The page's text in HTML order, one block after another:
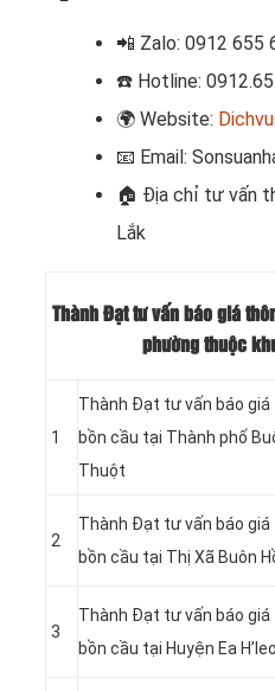
📲 Zalo: 0912 655
☎️ Hotline:
🌍 Website:
📧 Email:
🏠 Địa chỉ tư vấn
Lắk
Thành Đạt tư vấn báo giá
phường thuộc
1
Thành Đạt tư vấn báo
bồn cầu tại Thành phố
Thuột
2
Thành Đạt tư vấn báo
bồn cầu tại Thị Xã Buôn
3
Thành Đạt tư vấn báo
bồn cầu tại Huyện Ea